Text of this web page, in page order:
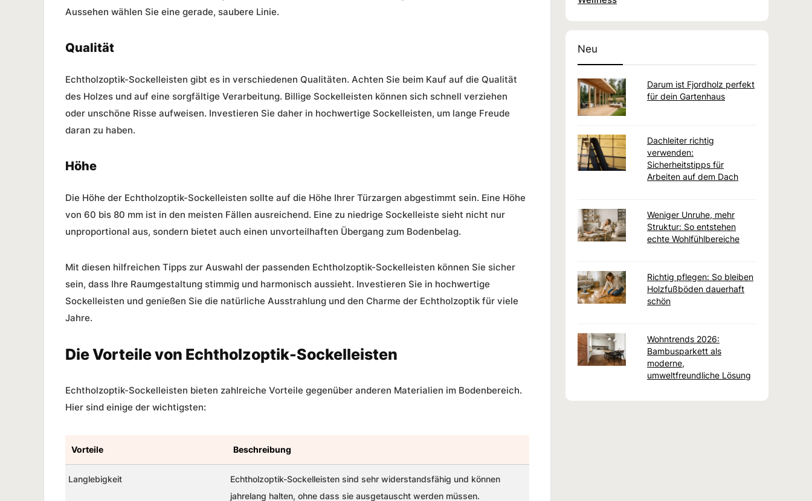
Aussehen wählen Sie eine gerade, saubere Linie.
Qualität
Echtholzoptik-Sockelleisten gibt es in verschiedenen Qualitäten. Achten Sie beim Kauf auf die Qualität
des Holzes und auf eine sorgfältige Verarbeitung. Billige Sockelleisten können sich schnell verziehen
oder unschöne Risse aufweisen. Investieren Sie daher in hochwertige Sockelleisten, um lange Freude
daran zu haben.
Höhe
Die Höhe der Echtholzoptik-Sockelleisten sollte auf die Höhe Ihrer Türzargen abgestimmt sein. Eine Höhe
von 60 bis 80 mm ist in den meisten Fällen ausreichend. Eine zu niedrige Sockelleiste sieht nicht nur
unproportional aus, sondern bietet auch einen unvorteilhaften Übergang zum Bodenbelag.
Mit diesen hilfreichen Tipps zur Auswahl der passenden Echtholzoptik-Sockelleisten können Sie sicher
sein, dass Ihre Raumgestaltung stimmig und harmonisch aussieht. Investieren Sie in hochwertige
Sockelleisten und genießen Sie die natürliche Ausstrahlung und den Charme der Echtholzoptik für viele
Jahre.
Die Vorteile von Echtholzoptik-Sockelleisten
Echtholzoptik-Sockelleisten bieten zahlreiche Vorteile gegenüber anderen Materialien im Bodenbereich.
Hier sind einige der wichtigsten:
Vorteile Beschreibung
Langlebigkeit
Echtholzoptik-Sockelleisten sind sehr widerstandsfähig und können
jahrelang halten, ohne dass sie ausgetauscht werden müssen.
Neu
Darum ist Fjordholz perfekt
für dein Gartenhaus
Dachleiter richtig
verwenden:
Sicherheitstipps für
Arbeiten auf dem Dach
Weniger Unruhe, mehr
Struktur: So entstehen
echte Wohlfühlbereiche
Richtig pflegen: So bleiben
Holzfußböden dauerhaft
schön
Wohntrends 2026:
Bambusparkett als
moderne,
umweltfreundliche Lösung